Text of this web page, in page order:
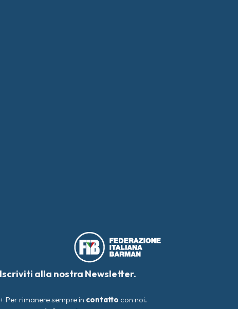
Iscriviti alla nostra Newsletter.
+ Per rimanere sempre in contatto con noi.